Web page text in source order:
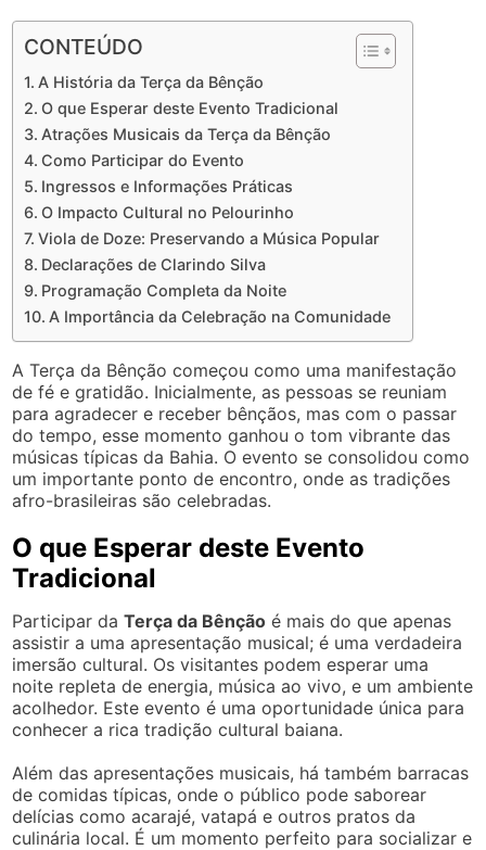
CONTEÚDO
A História da Terça da Bênção
O que Esperar deste Evento Tradicional
Atrações Musicais da Terça da Bênção
Como Participar do Evento
Ingressos e Informações Práticas
O Impacto Cultural no Pelourinho
Viola de Doze: Preservando a Música Popular
Declarações de Clarindo Silva
Programação Completa da Noite
A Importância da Celebração na Comunidade
A Terça da Bênção começou como uma manifestação
de fé e gratidão. Inicialmente, as pessoas se reuniam
para agradecer e receber bênçãos, mas com o passar
do tempo, esse momento ganhou o tom vibrante das
músicas típicas da Bahia. O evento se consolidou como
um importante ponto de encontro, onde as tradições
afro-brasileiras são celebradas.
O que Esperar deste Evento
Tradicional
Participar daTerça da Bênção é mais do que apenas
assistir a uma apresentação musical; é uma verdadeira
imersão cultural. Os visitantes podem esperar uma
noite repleta de energia, música ao vivo, e um ambiente
acolhedor. Este evento é uma oportunidade única para
conhecer a rica tradição cultural baiana.
Além das apresentações musicais, há também barracas
de comidas típicas, onde o público pode saborear
delícias como acarajé, vatapá e outros pratos da
culinária local. É um momento perfeito para socializar e